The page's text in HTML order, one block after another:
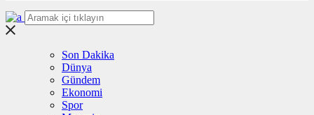
Son Dakika
Dünya
Gündem
Ekonomi
Spor